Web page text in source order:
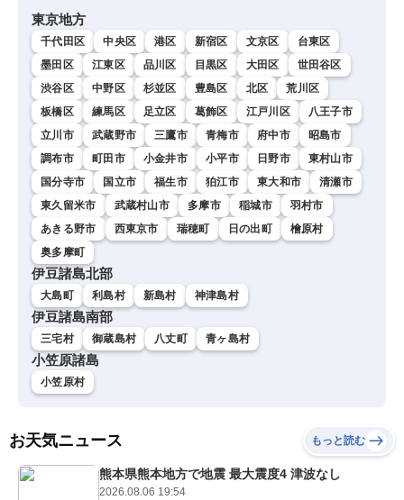
東京地方
千代田区 中央区 港区 新宿区 文京区
台東区
墨田区
江東区 品川区 目黒区 大田区
世田谷区
渋谷区
中野区 杉並区 豊島区 北区
荒川区
板橋区
練馬区 足立区 葛飾区 江戸川区
八王子市
立川市
武蔵野市 三鷹市 青梅市 府中市
昭島市
調布市
町田市 小金井市 小平市 日野市
東村山市
国分寺市
国立市 福生市 狛江市 東大和市
清瀬市
東久留米市
武蔵村山市 多摩市 稲城市
羽村市
あきる野市
西東京市 瑞穂町 日の出町
檜原村
奥多摩町
伊豆諸島北部
大島町 利島村 新島村 神津島村
伊豆諸島南部
三宅村 御蔵島村 八丈町 青ヶ島村
小笠原諸島
小笠原村
お天気ニュース もっと読む
熊本県熊本地方で地震 最大震度4 津波なし
2026.08.06 19:54